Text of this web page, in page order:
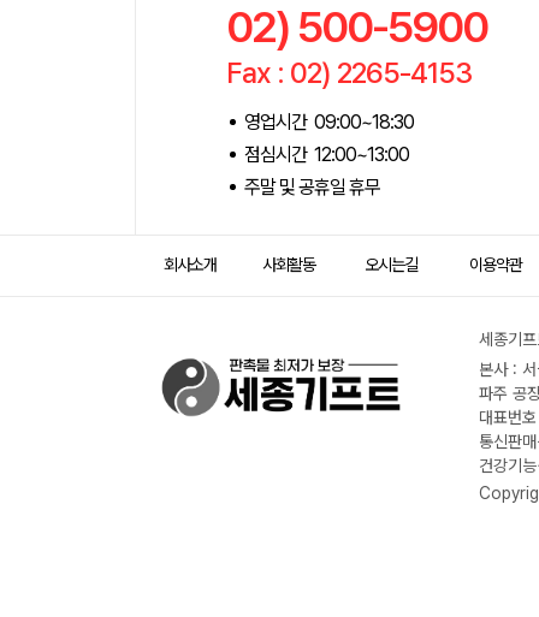
02) 500-5900
Fax : 02) 2265-4153
영업시간 09:00~18:30
점심시간 12:00~13:00
주말 및 공휴일 휴무
회사소개 사회활동 오시는길 이용약관
세종기
본사 :
파주 공
대표번
통신판
건강기